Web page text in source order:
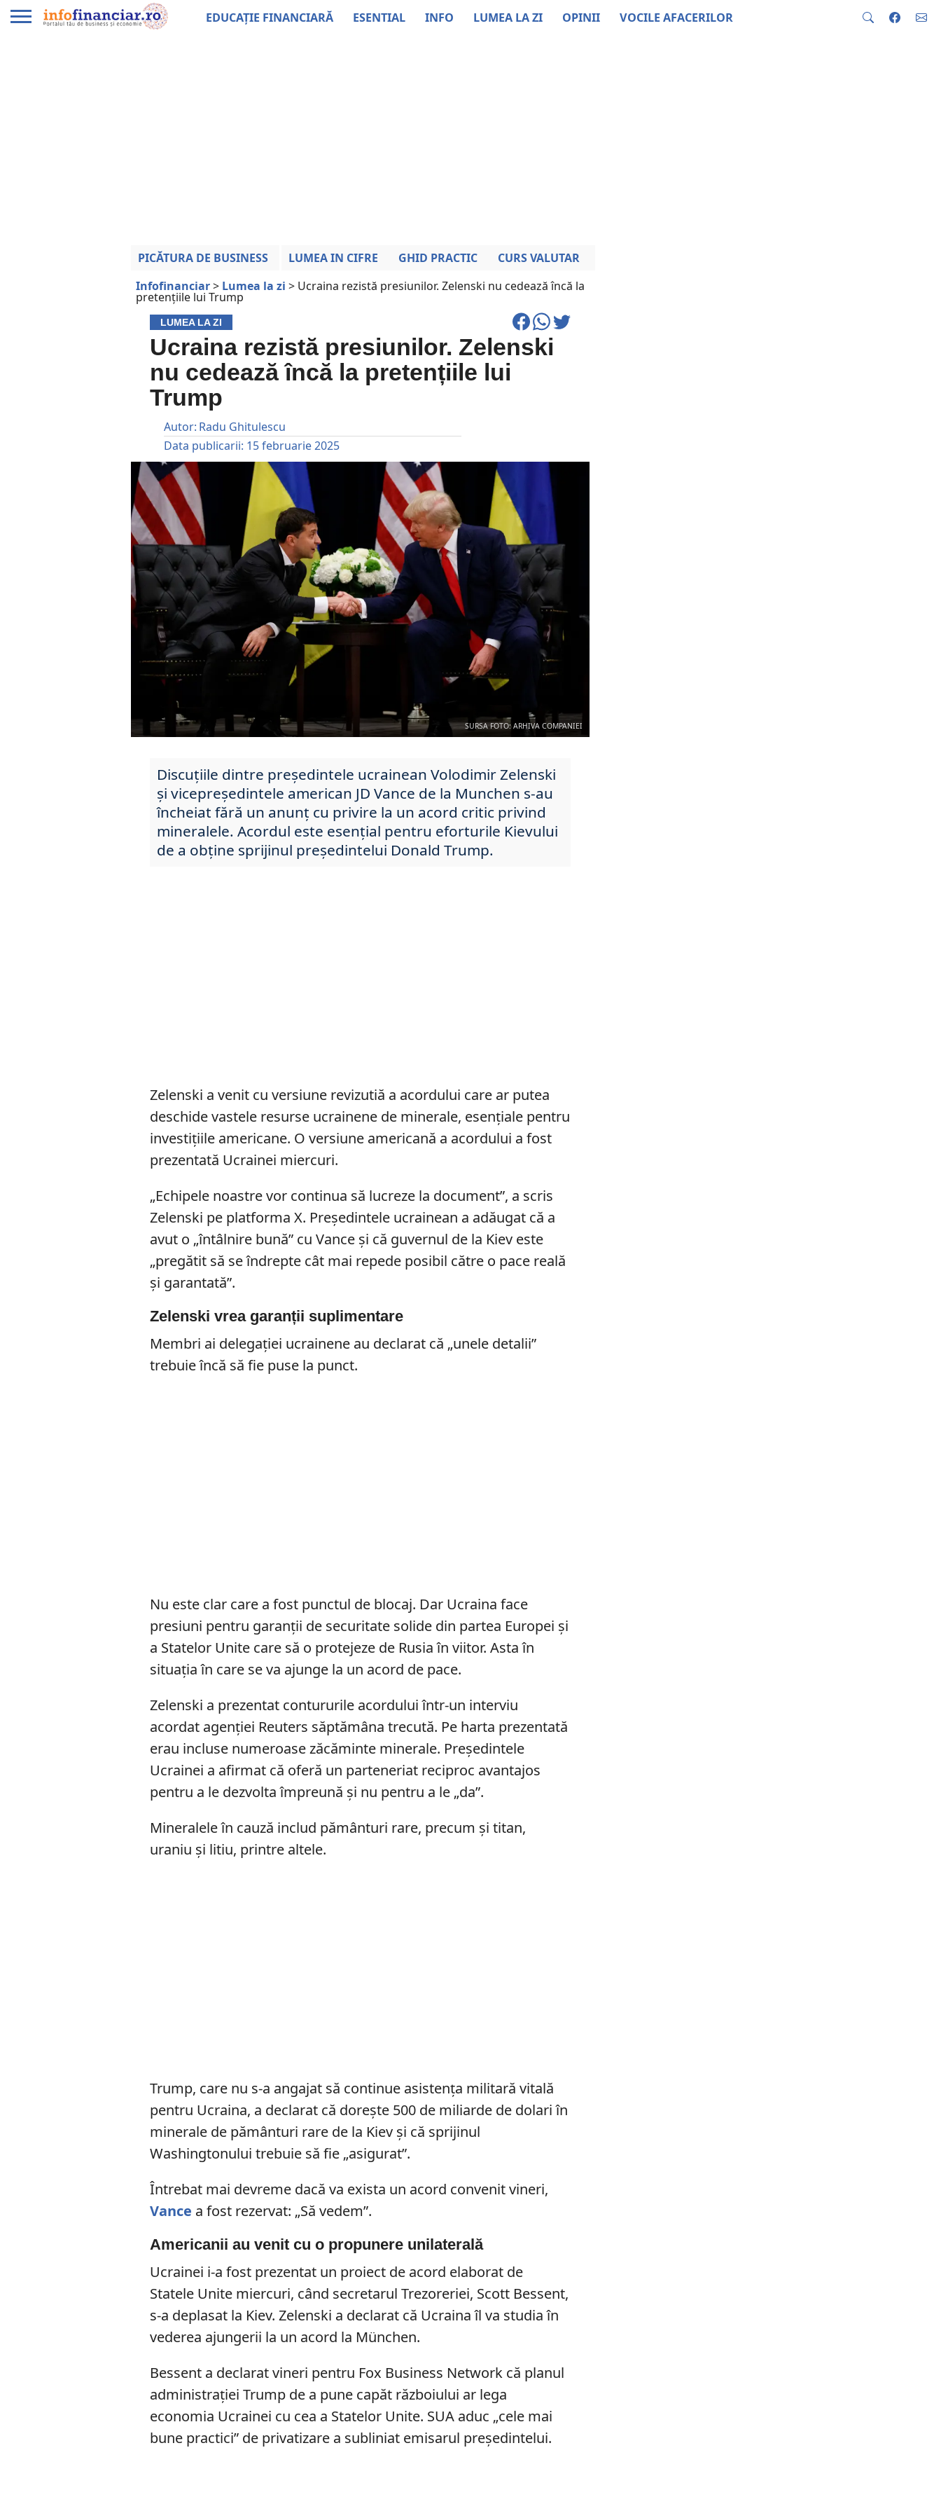
EDUCAȚIE FINANCIARĂ ESENTIAL INFO LUMEA LA ZI OPINII VOCILE AFACERILOR
PICĂTURA DE BUSINESS LUMEA IN CIFRE GHID PRACTIC
CURS VALUTAR
Infofinanciar> Lumea la zi > Ucraina rezistă presiunilor. Zelenski nu cedează încă la
pretențiile lui Trump
LUMEA LA ZI
Ucraina rezistă presiunilor. Zelenski
nu cedează încă la pretențiile lui
Trump
Autor: Radu Ghitulescu
Data publicarii: 15 februarie 2025
SURSA FOTO: ARHIVA COMPANIEI
Discuțiile dintre președintele ucrainean Volodimir Zelenski
și vicepreședintele american JD Vance de la Munchen s-au
încheiat fără un anunț cu privire la un acord critic privind
mineralele. Acordul este esențial pentru eforturile Kievului
de a obține sprijinul președintelui Donald Trump.
Zelenski a venit cu versiune revizutiă a acordului care ar putea
deschide vastele resurse ucrainene de minerale, esențiale pentru
investițiile americane. O versiune americană a acordului a fost
prezentată Ucrainei miercuri.
„Echipele noastre vor continua să lucreze la document”, a scris
Zelenski pe platforma X. Președintele ucrainean a adăugat că a
avut o „întâlnire bună” cu Vance și că guvernul de la Kiev este
„pregătit să se îndrepte cât mai repede posibil către o pace reală
și garantată”.
Zelenski vrea garanții suplimentare
Membri ai delegației ucrainene au declarat că „unele detalii”
trebuie încă să fie puse la punct.
Nu este clar care a fost punctul de blocaj. Dar Ucraina face
presiuni pentru garanții de securitate solide din partea Europei și
a Statelor Unite care să o protejeze de Rusia în viitor. Asta în
situația în care se va ajunge la un acord de pace.
Zelenski a prezentat contururile acordului într-un interviu
acordat agenției Reuters săptămâna trecută. Pe harta prezentată
erau incluse numeroase zăcăminte minerale. Președintele
Ucrainei a afirmat că oferă un parteneriat reciproc avantajos
pentru a le dezvolta împreună și nu pentru a le „da”.
Mineralele în cauză includ pământuri rare, precum și titan,
uraniu și litiu, printre altele.
Trump, care nu s-a angajat să continue asistența militară vitală
pentru Ucraina, a declarat că dorește 500 de miliarde de dolari în
minerale de pământuri rare de la Kiev și că sprijinul
Washingtonului trebuie să fie „asigurat”.
Întrebat mai devreme dacă va exista un acord convenit vineri,
Vance a fost rezervat: „Să vedem”.
Americanii au venit cu o propunere unilaterală
Ucrainei i-a fost prezentat un proiect de acord elaborat de
Statele Unite miercuri, când secretarul Trezoreriei, Scott Bessent,
s-a deplasat la Kiev. Zelenski a declarat că Ucraina îl va studia în
vederea ajungerii la un acord la München.
Bessent a declarat vineri pentru Fox Business Network că planul
administrației Trump de a pune capăt războiului ar lega
economia Ucrainei cu cea a Statelor Unite. SUA aduc „cele mai
bune practici” de privatizare a subliniat emisarul președintelui.